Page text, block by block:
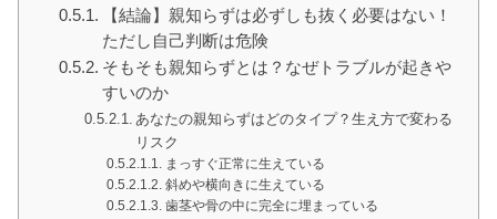
【結論】親知らずは必ずしも抜く必要はない！
ただし自己判断は危険
そもそも親知らずとは？なぜトラブルが起きや
すいのか
あなたの親知らずはどのタイプ？生え方で変わる
リスク
まっすぐ正常に生えている
斜めや横向きに生えている
歯茎や骨の中に完全に埋まっている